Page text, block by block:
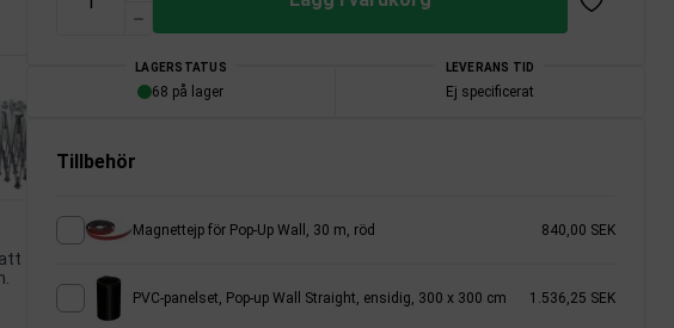
LAGERSTATUS
68 på lager
LEVERANS TID
Ej specificerat
Tillbehör
Magnettejp för Pop-Up Wall, 30 m, röd 840,00 SEK
PVC-panelset, Pop-up Wall Straight, ensidig, 300 x 300 cm 1.536,25 SEK